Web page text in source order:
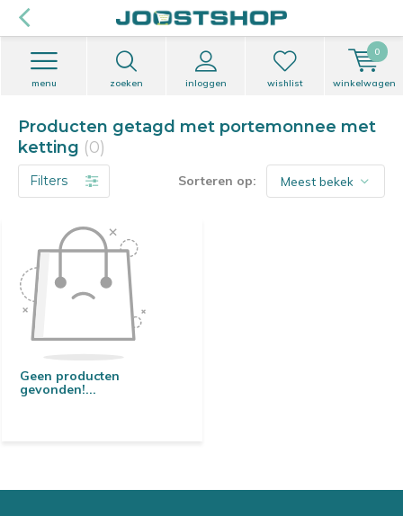
zoeken inloggen
menu wishlist winkelwagen
0
Producten getagd met portemonnee met
ketting (0)
Filters Sorteren op:
Geen producten
gevonden!...